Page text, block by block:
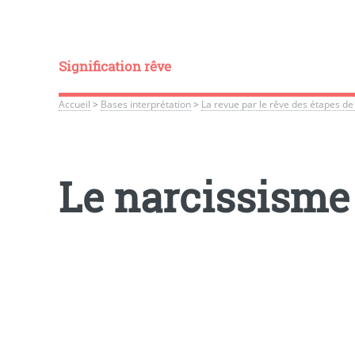
Signification rêve
Accueil > Bases interprétation> La revue par le rêve des étapes de
Le narcissisme